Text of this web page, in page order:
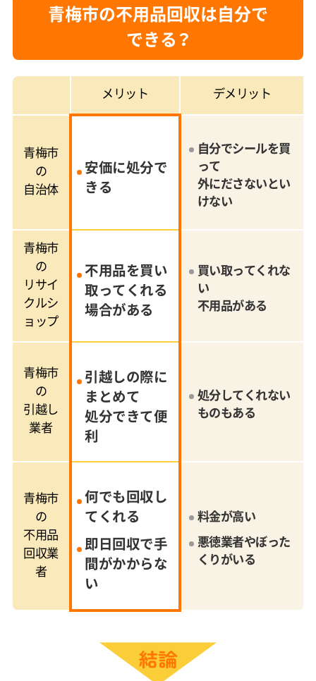
青梅市の不用品回収は自分で
できる？
メリット デメリット
青梅市
の
自治体
安価に処分で
きる
自分でシールを買
って
外にださないとい
けない
青梅市
の
リサイ
クルシ
ョップ
不用品を買い
取ってくれる
場合がある
買い取ってくれな
い
不用品がある
青梅市
の
引越し
業者
引越しの際に
まとめて
処分できて便
利
処分してくれない
ものもある
青梅市
の
不用品
回収業
者
何でも回収し
てくれる
即日回収で手
間がかからな
い
料金が高い
悪徳業者やぼった
くりがいる